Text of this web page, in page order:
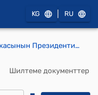
KG RU
Кыргыз Республикасынын Президентинин 2025-жылдын 30-апрели ПЖ № 144 "Кыргыз Республикасынын Президентине караштуу Виртуалдык активдер жана блокчейн-технологиялар чөйрөсүн өнүктүрүү боюнча улуттук кеңеш жөнүндө" Жарлыгы
Шилтеме документтер